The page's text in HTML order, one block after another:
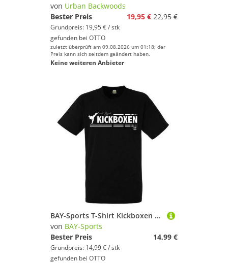
von Urban Backwoods
Bester Preis
19,95 € 22,95 €
Grundpreis: 19,95 € / stk
gefunden bei OTTO
zuletzt überprüft am 09.08.2026 um 01:18; der
Preis kann sich seitdem geändert haben.
Keine weiteren Anbieter
BAY-Sports T-Shirt Kickboxen mein Sport Kickboxshirt Kick-Boxen Kampfsport (100% Baumwolle) Thaiboxen, Muay Thai, Kinder, Erwachsene
von BAY-Sports
Bester Preis
14,99 €
Grundpreis: 14,99 € / stk
gefunden bei OTTO